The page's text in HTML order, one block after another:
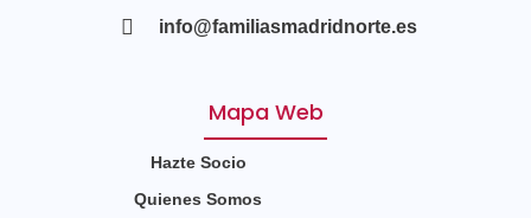
info@familiasmadridnorte.es
Mapa Web
Hazte Socio
Quienes Somos